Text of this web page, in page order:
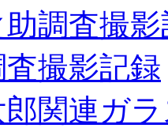
助調査撮
撮影記録
関連ガ